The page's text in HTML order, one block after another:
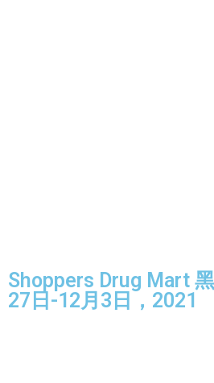
Shoppers Drug Mart
27日-12月3日，2021